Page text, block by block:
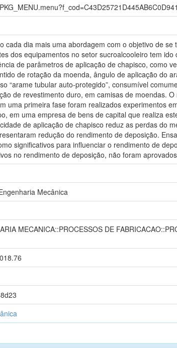
cada dia mais uma abordagem com o objetivo de
dos equipamentos no setor sucroalcooleiro tem
de parâmetros de aplicação de chapisco, como
de rotação da moenda, ângulo de aplicação do
“arame tubular auto-protegido”, consumível
de revestimento duro, em camisas de moendas.
uma primeira fase foram realizados experimentos
em uma empresa de bens de capital que realiza
de aplicação de chapisco reduz as perdas do
redução do rendimento de deposição.
significativos para influenciar o rendimento de
no rendimento de deposição, não foram
Mecânica
MECANICA::PROCESSOS DE